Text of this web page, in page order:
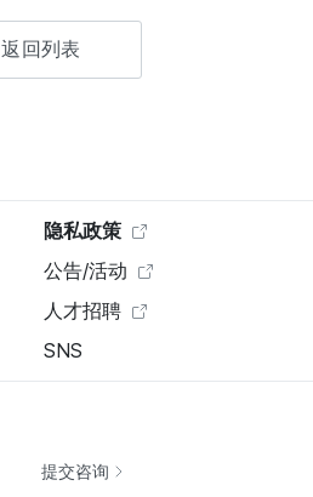
返回列表
隐私政策
公告/活动
人才招聘
SNS
提交咨询